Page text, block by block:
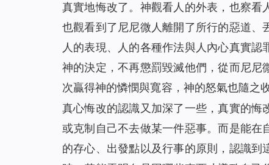
真實地悔改了。神觀看人的外表，也察看
也觀看到了尼尼微人離開了所行的惡道、
人的表現、人的各種作法與人內心真實
神的決定，不再懲罰毀滅他們，從而尼
次贏得神的憐憫與寬容，神的怒氣也隨之收
真心悔改的認識又加深了一些，真實的悔
或克制自己不去做某一件惡事。而是能
的存心、出發點以及行事的原則，認識